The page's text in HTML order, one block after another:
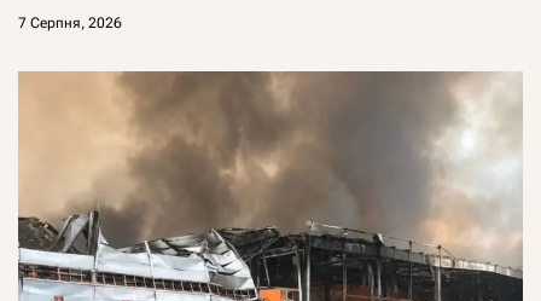
7 Серпня, 2026